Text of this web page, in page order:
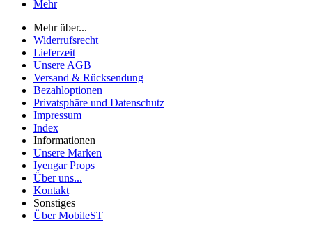
Mehr
Mehr über...
Widerrufsrecht
Lieferzeit
Unsere AGB
Versand & Rücksendung
Bezahloptionen
Privatsphäre und Datenschutz
Impressum
Index
Informationen
Unsere Marken
Iyengar Props
Über uns...
Kontakt
Sonstiges
Über MobileST